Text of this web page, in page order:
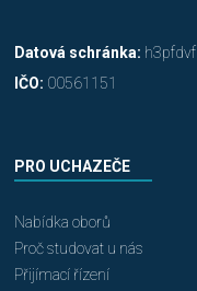
Datová schránka: h3pfdvf
IČO: 00561151
PRO UCHAZEČE
Nabídka oborů
Proč studovat u nás
Přijímací řízení